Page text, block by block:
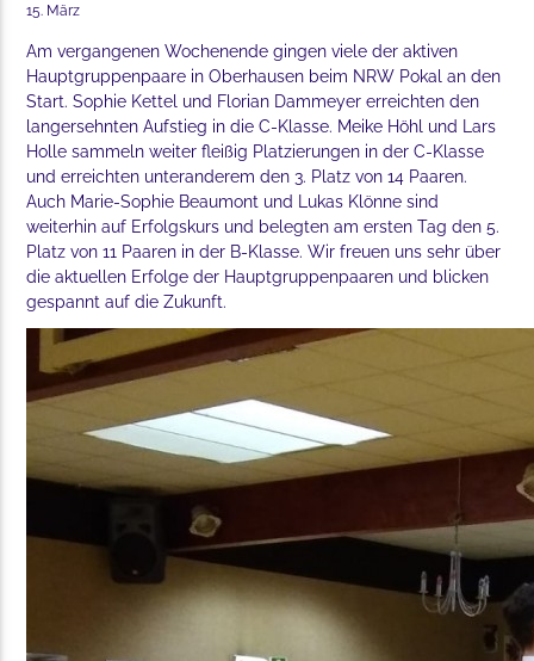
15. März
Am vergangenen Wochenende gingen viele der aktiven
Hauptgruppenpaare in Oberhausen beim NRW Pokal an den
Start. Sophie Kettel und Florian Dammeyer erreichten den
langersehnten Aufstieg in die C-Klasse. Meike Höhl und Lars
Holle sammeln weiter fleißig Platzierungen in der C-Klasse
und erreichten unteranderem den 3. Platz von 14 Paaren.
Auch Marie-Sophie Beaumont und Lukas Klönne sind
weiterhin auf Erfolgskurs und belegten am ersten Tag den 5.
Platz von 11 Paaren in der B-Klasse. Wir freuen uns sehr über
die aktuellen Erfolge der Hauptgruppenpaaren und blicken
gespannt auf die Zukunft.